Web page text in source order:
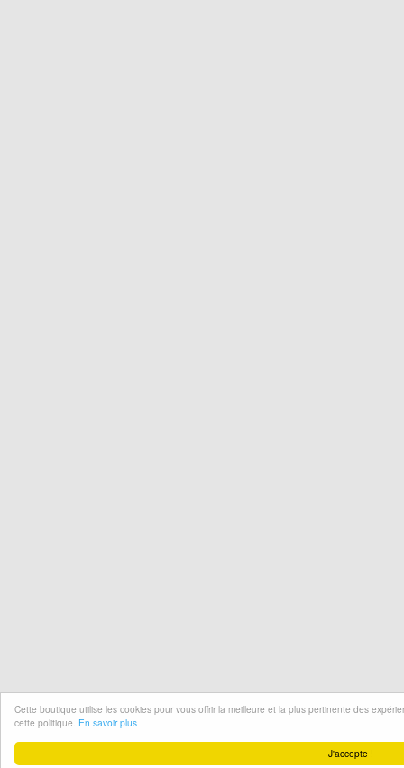
J'accepte !
Cette boutique utilise les cookies pour vous offrir la meilleure et la plus pertinente des
cette politique. En savoir plus